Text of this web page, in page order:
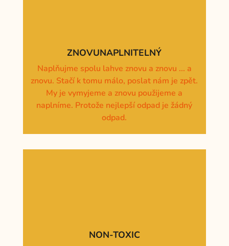
ZNOVUNAPLNITELNÝ
Naplňujme spolu lahve znovu a znovu ... a
znovu. Stačí k tomu málo, poslat nám je zpět.
My je vymyjeme a znovu použijeme a
naplníme. Protože nejlepší odpad je žádný
odpad.
NON-TOXIC